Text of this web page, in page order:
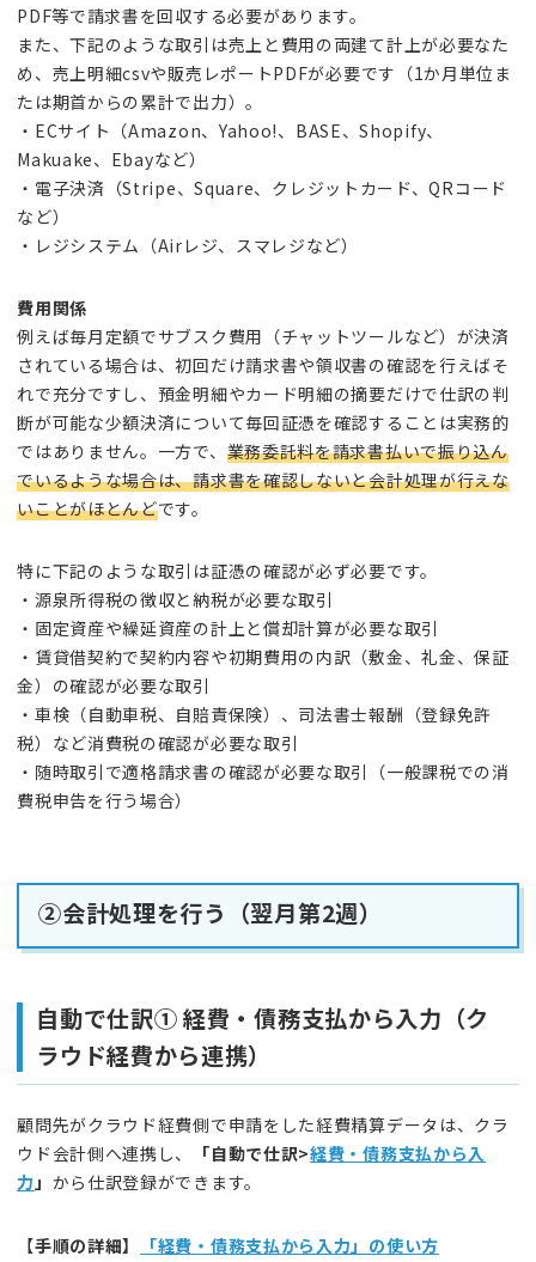
PDF等で請求書を回収する必要があります。
また、下記のような取引は売上と費用の両建て計上が必要なた
め、売上明細csvや販売レポートPDFが必要です（1か月単位ま
たは期首からの累計で出力）。
・ECサイト（Amazon、Yahoo!、BASE、Shopify、
Makuake、Ebayなど）
・電子決済（Stripe、Square、クレジットカード、QRコード
など）
・レジシステム（Airレジ、スマレジなど）
費用関係
例えば毎月定額でサブスク費用（チャットツールなど）が決済
されている場合は、初回だけ請求書や領収書の確認を行えばそ
れで充分ですし、預金明細やカード明細の摘要だけで仕訳の判
断が可能な少額決済について毎回証憑を確認することは実務的
ではありません。一方で、 業務委託料を請求書払いで振り込ん
でいるような場合は、請求書を確認しないと会計処理が行えな
いことがほとんどです。
特に下記のような取引は証憑の確認が必ず必要です。
・源泉所得税の徴収と納税が必要な取引
・固定資産や繰延資産の計上と償却計算が必要な取引
・賃貸借契約で契約内容や初期費用の内訳（敷金、礼金、保証
金）の確認が必要な取引
・車検（自動車税、自賠責保険）、司法書士報酬（登録免許
税）など消費税の確認が必要な取引
・随時取引で適格請求書の確認が必要な取引（一般課税での消
費税申告を行う場合）
②会計処理を行う（翌月第2週）
自動で仕訳① 経費・債務支払から入力（ク
ラウド経費から連携）
顧問先がクラウド経費側で申請をした経費精算データは、クラ
ウド会計側へ連携し、
「自動で仕訳>経費・債務支払から入
力」 から仕訳登録ができます。
【手順の詳細】 「経費・債務支払から入力」の使い方